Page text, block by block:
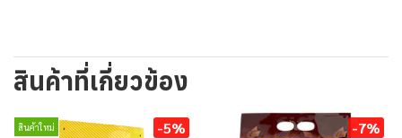
สินค้าที่เกี่ยวข้อง
สินค้าใหม่ -5% -7%